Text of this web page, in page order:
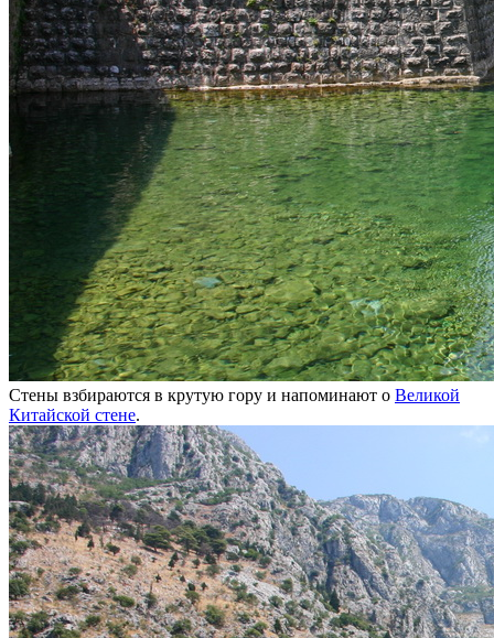
Стены взбираются в крутую гору и напоминают о Великой
Китайской стене.